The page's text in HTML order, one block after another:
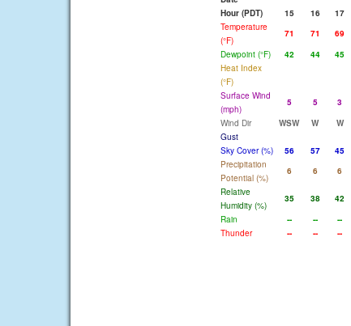
Hour (PDT)
15 16 17
Temperature
(°F)
71 71 69
Dewpoint (°F)
42 44 45
Heat Index
(°F)
Surface Wind
(mph)
5 5 3
Wind Dir
WSW W W
Gust
Sky Cover (%)
56 57 45
Precipitation
Potential (%)
6 6 6
Relative
Humidity (%)
35 38 42
Rain
-- -- --
Thunder
-- -- --